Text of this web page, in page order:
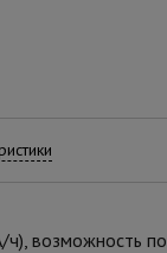
возможность